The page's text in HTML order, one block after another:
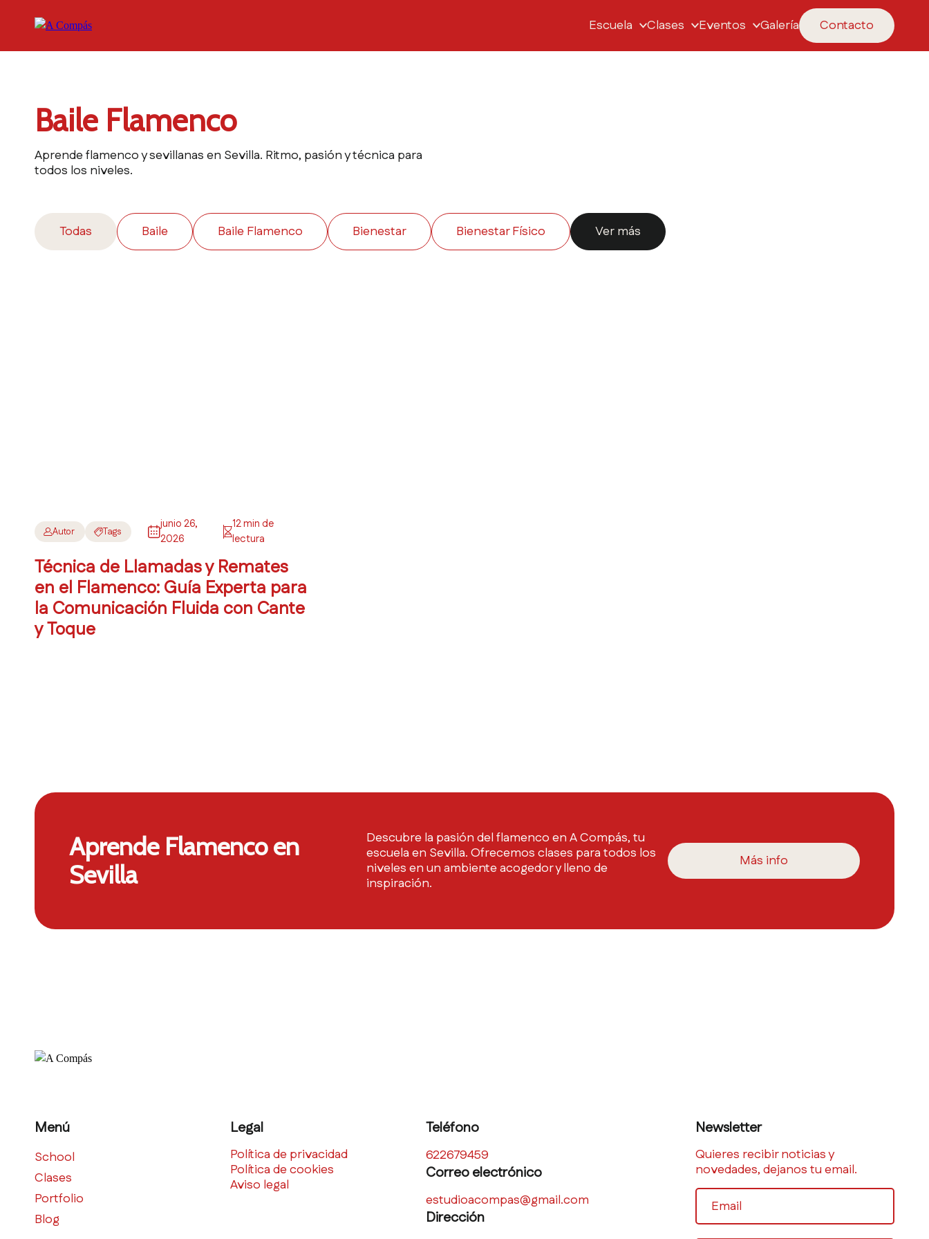
Escuela Clases Eventos Galería Contacto
Baile Flamenco
Aprende flamenco y sevillanas en Sevilla. Ritmo, pasión y técnica para
todos los niveles.
Todas Baile Baile Flamenco Bienestar Bienestar Físico Ver más
Autor Tags
junio 26,
2026
12 min de
lectura
Técnica de Llamadas y Remates
en el Flamenco: Guía Experta para
la Comunicación Fluida con Cante
y Toque
Aprende Flamenco en
Sevilla
Descubre la pasión del flamenco en A Compás, tu
escuela en Sevilla. Ofrecemos clases para todos los
niveles en un ambiente acogedor y lleno de
inspiración.
Más info
Menú
School
Clases
Portfolio
Blog
Legal
Política de privacidad
Política de cookies
Aviso legal
Teléfono
622679459
Correo electrónico
estudioacompas@gmail.com
Dirección
Newsletter
Quieres recibir noticias y
novedades, dejanos tu email.